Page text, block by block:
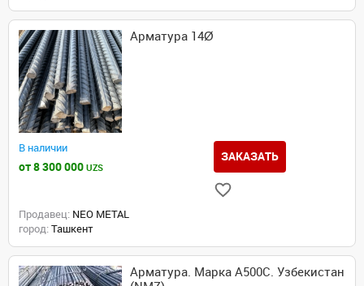
Арматура 14Ø
В наличии
от 8 300 000 UZS
ЗАКАЗАТЬ
Продавец: NEO METAL
город: Ташкент
Арматура. Марка А500С. Узбекистан